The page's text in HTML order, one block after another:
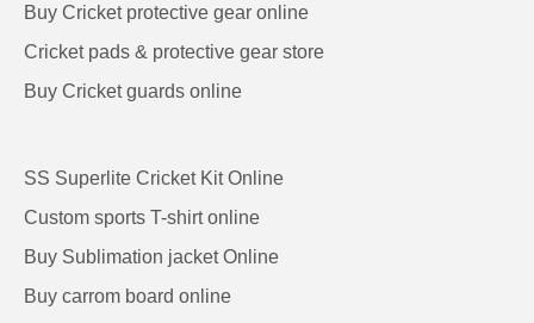
Buy Cricket protective gear online
Cricket pads & protective gear store
Buy Cricket guards online
SS Superlite Cricket Kit Online
Custom sports T-shirt online
Buy Sublimation jacket Online
Buy carrom board online